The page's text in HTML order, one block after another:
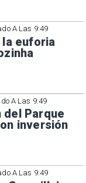
A Las 9:49
la euforia
A Las 9:49
del Parque
inversión
A Las 9:49